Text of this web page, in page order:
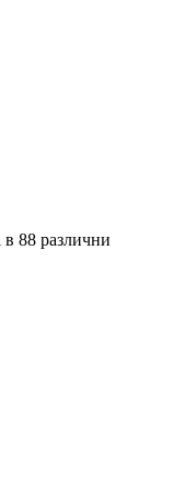
88 различни